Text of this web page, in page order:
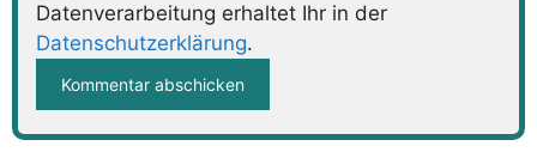
Datenverarbeitung erhaltet Ihr in der
Datenschutzerklärung.